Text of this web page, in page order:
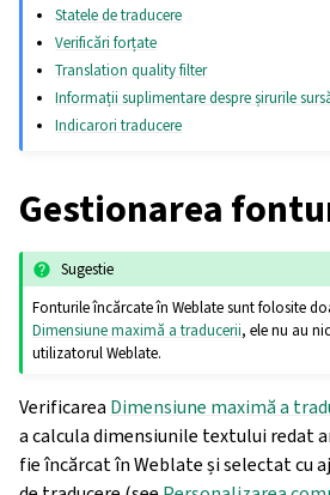
Statele de traducere
Verificări forțate
Translation quality filter
Informații suplimentare despre șirurile
Indicarori traducere
Gestionarea
Sugestie
Fonturile încărcate în Weblate sunt folosite
Dimensiune maximă a traducerii, ele nu au
utilizatorul Weblate.
Verificarea Dimensiune maximă a
a calcula dimensiunile textului redat
fie încărcat în Weblate și selectat cu